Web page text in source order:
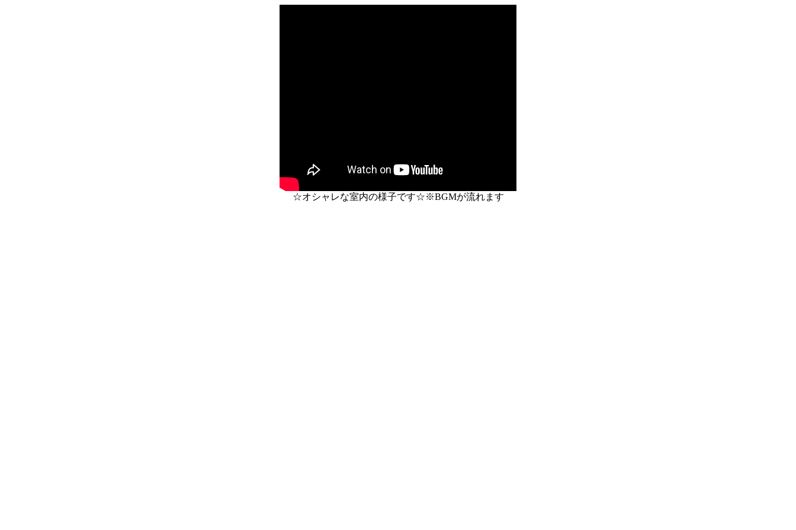
☆オシャレな室内の様子です☆※BGMが流れます